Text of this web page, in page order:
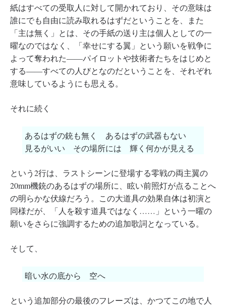
紙はすべての受取人に対して開かれており、その意味は
誰にでも自由に読み取れるはずだということを、また
「主は無く」とは、その手紙の送り主は個人としての一
曜なのではなく、「幸せにする翼」という願いを戦争に
よって奪われた――パイロットや技術者たちをはじめと
する――すべての人びとなのだということを、それぞれ
意味しているようにも思える。
それに続く
あるはずの銃も無く あるはずの武器もない
見るがいい その場所には 輝く何かが見える
という2行は、ラストシーンに登場する零戦の両主翼の
20mm機銃のあるはずの場所に、眩い前照灯が点ることへ
の明らかな伏線だろう。この大道具の効果自体は初演と
同様だが、「人を殺す道具ではなく……」という一曜の
願いをさらに強調するための追加歌詞となっている。
そして、
暗い水の底から 空へ
という追加部分の最後のフレーズは、かつてこの地で人